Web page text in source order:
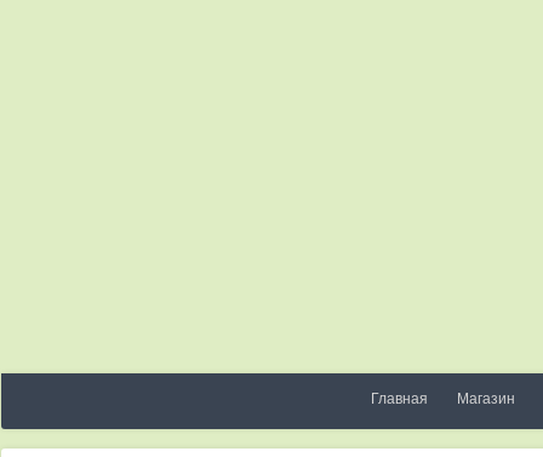
Главная Магазин